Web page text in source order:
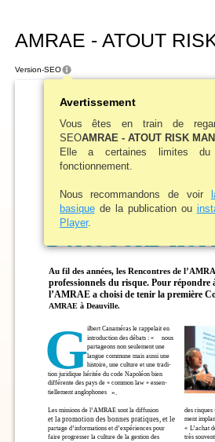
AMRAE - ATOUT
Gilbert Canaméras le rappelait en
introduction des débats : «
nous
partageons non seulement une
langue commune mais aussi une
histoire, une culture et une tradi-
tion juridique héritée du code Napoléon bien
différente des pays de « common law » essen-
tiellement anglophones
».
Les missions de l’AMRAE sont la diffusion
et la promotion des bonnes pratiques, et le
partage d’informations et d’expériences pour
faire progresser la culture de la gestion des
des risques
ment
« L’achat
très
LES ROUTES
Au fil des années, les Rencontres de
professionnels du risque. Pour répondre
l’AMRAE a choisi de tenir la première
AMRAE à Deauville.
Version-SEO
Avertissement
Vous êtes en train de
SEOAMRAE - ATOUT RISK
Elle a certaines limites
fonctionnement.
Nous recommandons de voir
basiquede la publication ou
Player.